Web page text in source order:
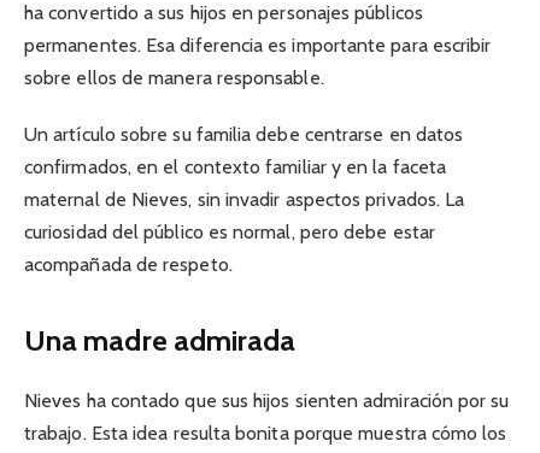
ha convertido a sus hijos en personajes públicos
permanentes. Esa diferencia es importante para escribir
sobre ellos de manera responsable.
Un artículo sobre su familia debe centrarse en datos
confirmados, en el contexto familiar y en la faceta
maternal de Nieves, sin invadir aspectos privados. La
curiosidad del público es normal, pero debe estar
acompañada de respeto.
Una madre admirada
Nieves ha contado que sus hijos sienten admiración por su
trabajo. Esta idea resulta bonita porque muestra cómo los